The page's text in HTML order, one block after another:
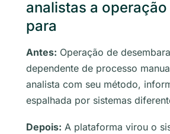
analistas a
para
Antes: Operação de
dependente de processo
analista com seu método,
espalhada por sistemas
Depois: A plataforma virou o